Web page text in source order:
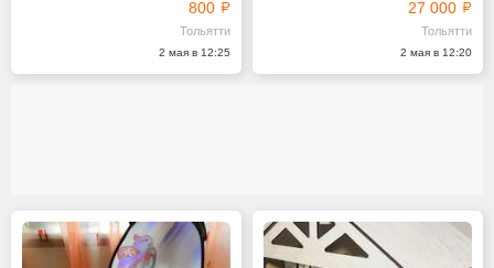
800
Тольятти
2 мая в 12:25
27 000
Тольятти
2 мая в 12:20